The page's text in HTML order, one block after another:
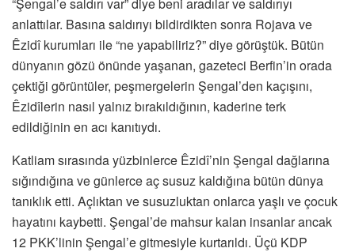
anlattılar. Basına saldırıyı bildirdikten sonra Rojava ve
Êzidî kurumları ile “ne yapabiliriz?” diye görüştük. Bütün
dünyanın gözü önünde yaşanan, gazeteci Berfin’in orada
çektiği görüntüler, peşmergelerin Şengal’den kaçışını,
Êzidîlerin nasıl yalnız bırakıldığının, kaderine terk
edildiğinin en acı kanıtıydı.
Katliam sırasında yüzbinlerce Êzidî’nin Şengal dağlarına
sığındığına ve günlerce aç susuz kaldığına bütün dünya
tanıklık etti. Açlıktan ve susuzluktan onlarca yaşlı ve çocuk
hayatını kaybetti. Şengal’de mahsur kalan insanlar ancak
12 PKK’linin Şengal’e gitmesiyle kurtarıldı. Üçü KDP